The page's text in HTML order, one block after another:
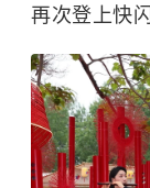
再次登上快